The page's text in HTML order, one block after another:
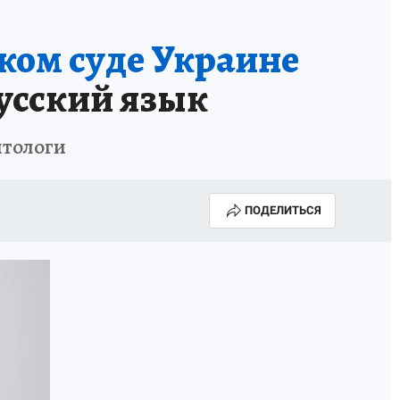
суде Украине
язык
ПОДЕЛИТЬСЯ